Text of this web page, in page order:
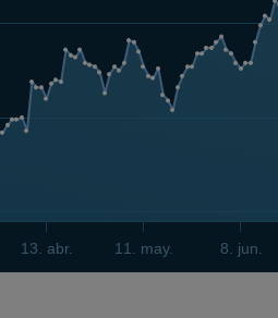
13. abr. 11. may. 8. jun.